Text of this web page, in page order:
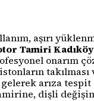
aşırı
Tamiri Kadıköy
onarım
takılması
arıza
dişli